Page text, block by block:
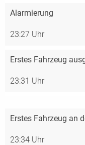
Alarmierung
23:27 Uhr
Erstes Fahrzeug
23:31 Uhr
Erstes Fahrzeug an
23:34 Uhr